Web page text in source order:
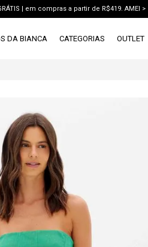
| em compras a partir de R$419. AMEI >
DA BIANCA CATEGORIAS OUTLET
jeans